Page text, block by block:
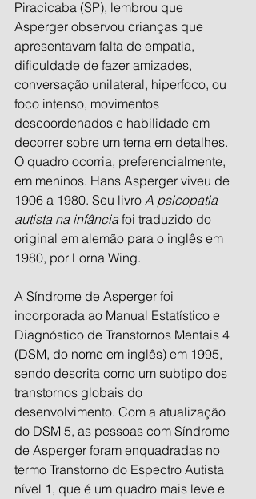
Piracicaba (SP), lembrou que
Asperger observou crianças que
apresentavam falta de empatia,
dificuldade de fazer amizades,
conversação unilateral, hiperfoco, ou
foco intenso, movimentos
descoordenados e habilidade em
decorrer sobre um tema em detalhes.
O quadro ocorria, preferencialmente,
em meninos. Hans Asperger viveu de
1906 a 1980. Seu livro A psicopatia
autista na infância foi traduzido do
original em alemão para o inglês em
1980, por Lorna Wing.
A Síndrome de Asperger foi
incorporada ao Manual Estatístico e
Diagnóstico de Transtornos Mentais 4
(DSM, do nome em inglês) em 1995,
sendo descrita como um subtipo dos
transtornos globais do
desenvolvimento. Com a atualização
do DSM 5, as pessoas com Síndrome
de Asperger foram enquadradas no
termo Transtorno do Espectro Autista
nível 1, que é um quadro mais leve e